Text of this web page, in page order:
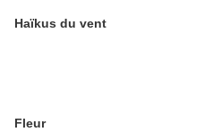
Haïkus du vent
Fleur